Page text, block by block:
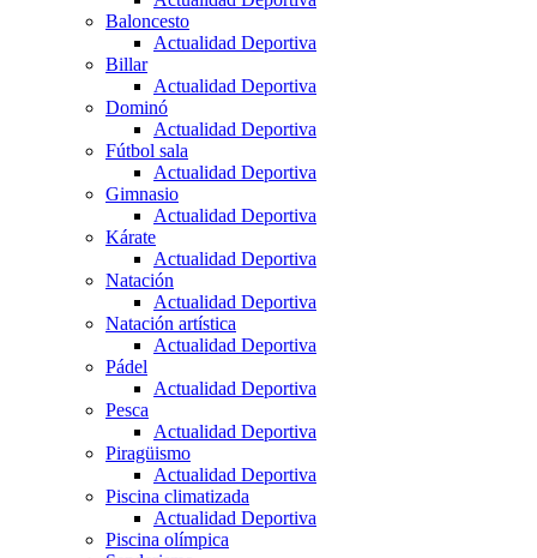
Baloncesto
Actualidad Deportiva
Billar
Actualidad Deportiva
Dominó
Actualidad Deportiva
Fútbol sala
Actualidad Deportiva
Gimnasio
Actualidad Deportiva
Kárate
Actualidad Deportiva
Natación
Actualidad Deportiva
Natación artística
Actualidad Deportiva
Pádel
Actualidad Deportiva
Pesca
Actualidad Deportiva
Piragüismo
Actualidad Deportiva
Piscina climatizada
Actualidad Deportiva
Piscina olímpica